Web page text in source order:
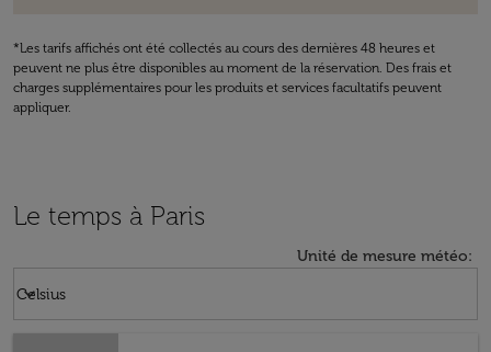
*Les tarifs affichés ont été collectés au cours des dernières 48 heures et
peuvent ne plus être disponibles au moment de la réservation. Des frais et
charges supplémentaires pour les produits et services facultatifs peuvent
appliquer.
Le temps à Paris
Unité de mesure météo:
Celsius
keyboard_arrow_down